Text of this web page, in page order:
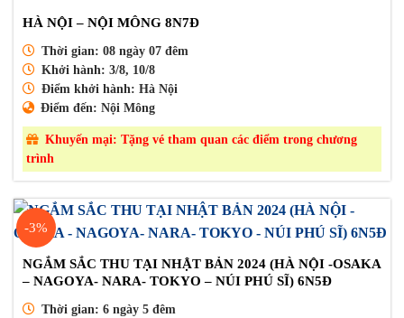
HÀ NỘI – NỘI MÔNG 8N7Đ
Thời gian: 08 ngày 07 đêm
Khởi hành: 3/8, 10/8
Điểm khởi hành: Hà Nội
Điểm đến: Nội Mông
Khuyến mại: Tặng vé tham quan các điểm trong chương
trình
-3%
NGẮM SẮC THU TẠI NHẬT BẢN 2024 (HÀ NỘI -OSAKA
– NAGOYA- NARA- TOKYO – NÚI PHÚ SĨ) 6N5Đ
Thời gian: 6 ngày 5 đêm